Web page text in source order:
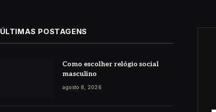
ÚLTIMAS POSTAGENS
Como escolher relógio social
masculino
agosto 8, 2026